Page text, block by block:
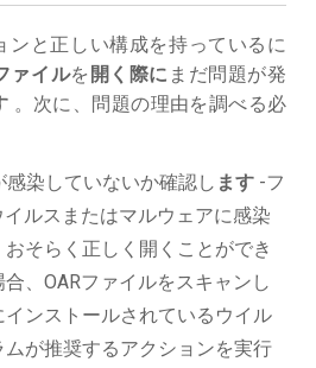
ンと正しい構成を持っているに
ァイルを 開く際に まだ問題が発
。次に、問題の理由を調べる必
感染していないか確認し ます -フ
イルスまたはマルウェアに感染
おそらく正しく開くことができ
、OARファイルをスキャンし
インストールされているウイル
ムが推奨するアクションを実行